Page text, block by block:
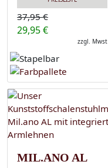
37,95 €
29,95 €
zzgl. Mwst
MIL.ANO AL